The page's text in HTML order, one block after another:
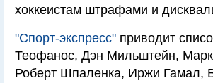
хоккеистам штрафами и
"Спорт-экспресс" приводит
Теофанос, Дэн Мильштейн,
Роберт Шпаленка, Иржи Гамал,